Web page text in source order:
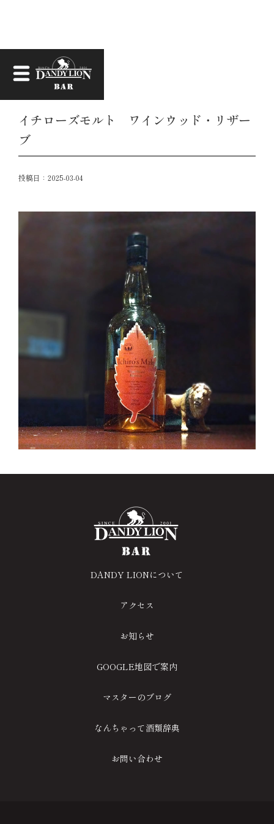
お知らせ
イチローズモルト ワインウッド・リザー
ブ
投稿日： 2025-03-04
DANDY LIONについて
アクセス
お知らせ
GOOGLE地図で案内
マスターのブログ
なんちゃって酒類辞典
お問い合わせ